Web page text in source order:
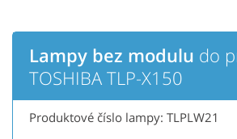
Lampy bez modulu do
TOSHIBA TLP-X150
Produktové číslo lampy: TLPLW21